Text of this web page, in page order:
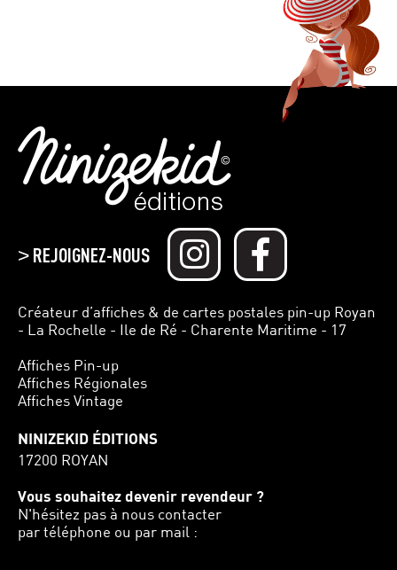
>REJOIGNEZ-NOUS
Créateur d’affiches & de cartes postales pin-up Royan
- La Rochelle - Ile de Ré - Charente Maritime - 17
Affiches Pin-up
Affiches Régionales
Affiches Vintage
NINIZEKID ÉDITIONS
17200 ROYAN
Vous souhaitez devenir revendeur ?
N'hésitez pas à nous contacter
par téléphone ou par mail :